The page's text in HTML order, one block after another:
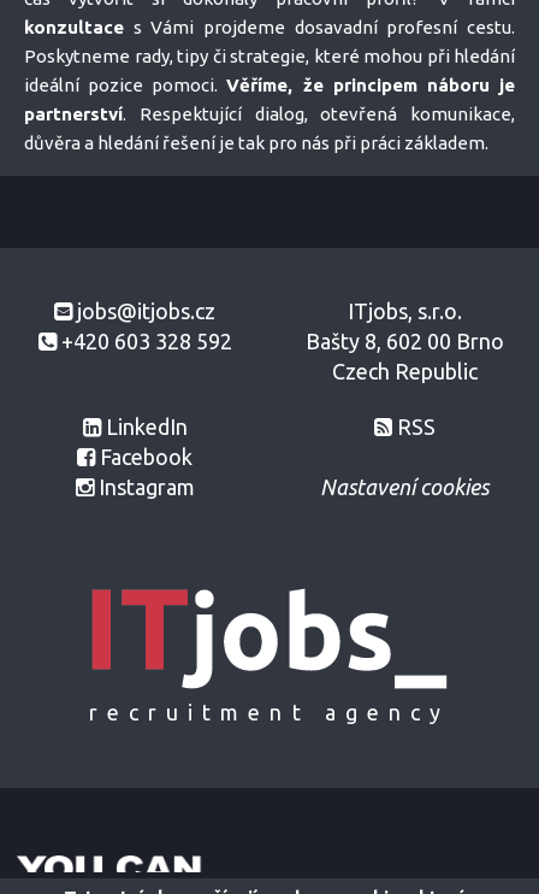
konzultace s Vámi projdeme dosavadní profesní cestu.
Poskytneme rady, tipy či strategie, které mohou při hledání
ideální pozice pomoci.Věříme, že principem náboru je
partnerství. Respektující dialog, otevřená komunikace,
důvěra a hledání řešení je tak pro nás při práci základem.
jobs@itjobs.cz
+420 603 328 592
LinkedIn
Facebook
Instagram
ITjobs, s.r.o.
Bašty 8, 602 00 Brno
Czech Republic
RSS
Nastavení cookies
recruitment agency